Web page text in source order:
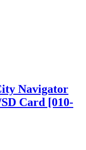
Navigator
Card [010-